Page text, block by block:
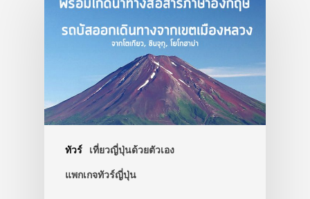
ทัวร์ เที่ยวญี่ปุ่นด้วยตัวเอง
แพกเกจทัวร์ญี่ปุ่น